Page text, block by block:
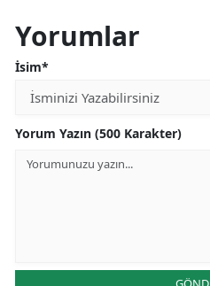
Yorumlar
İsim*
Yorum Yazın (500 Karakter)